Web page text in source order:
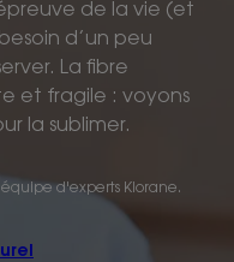
de la vie (et
d’un peu
La fibre
et fragile : voyons
la sublimer.
d'experts Klorane.